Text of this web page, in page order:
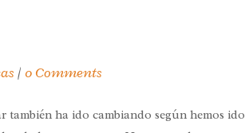
0 Comments
ha ido cambiando según hemos ido